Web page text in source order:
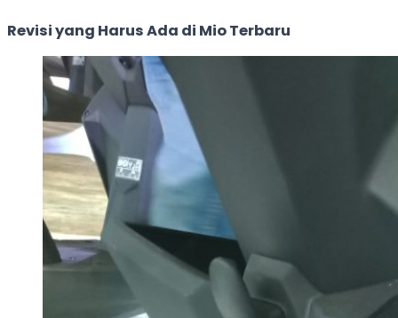
Revisi yang Harus Ada di Mio Terbaru